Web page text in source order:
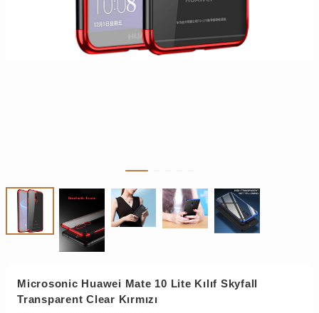
Microsonic Huawei Mate 10 Lite Kılıf Skyfall
Transparent Clear Kırmızı